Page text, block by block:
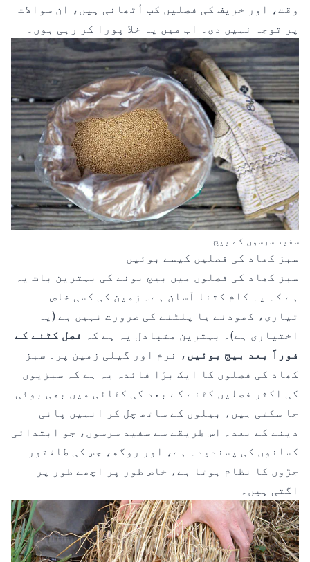
وقت، اور خریف کی فصلیں کب اُٹھانی ہیں، ان سوالات
پر توجہ نہیں دی۔ اب میں یہ خلا پورا کر رہی ہوں۔
سفید سرسوں کے بیج
سبز کھاد کی فصلیں کیسے بوئیں
سبز کھاد کی فصلوں میں بیج بونے کی بہترین بات یہ
ہے کہ یہ کام کتنا آسان ہے۔ زمین کی کسی خاص
تیاری، کھودنے یا پلٹنے کی ضرورت نہیں ہے (یہ
اختیاری ہے)۔ بہترین متبادل یہ ہے کہ فصل کٹنے کے
فوراً بعد بیج بوئیں، نرم اور گیلی زمین پر۔ سبز
کھاد کی فصلوں کا ایک بڑا فائدہ یہ ہے کہ سبزیوں
کی اکثر فصلیں کٹنے کے بعد کی کٹائی میں بھی بوئی
جا سکتی ہیں، بیلوں کے ساتھ چل کر انہیں پانی
دینے کے بعد۔ اس طریقے سے سفید سرسوں، جو ابتدائی
کسانوں کی پسندیدہ ہے، اور روگھ، جس کی طاقتور
جڑوں کا نظام ہوتا ہے، خاص طور پر اچھے طور پر
اگتی ہیں۔